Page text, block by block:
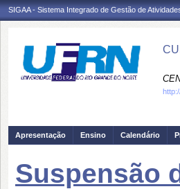
SIGAA - Sistema Integrado de Gestão de
Apresentação Ensino Calendário
Suspensão